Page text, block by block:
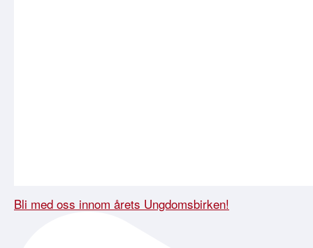
Bli med oss innom årets Ungdomsbirken!